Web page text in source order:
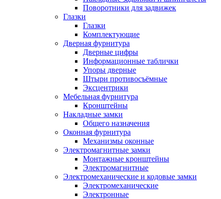
Поворотники для задвижек
Глазки
Глазки
Комплектующие
Дверная фурнитура
Дверные цифры
Информационные таблички
Упоры дверные
Штыри противосъёмные
Эксцентрики
Мебельная фурнитура
Кронштейны
Накладные замки
Общего назначения
Оконная фурнитура
Механизмы оконные
Электромагнитные замки
Монтажные кронштейны
Электромагнитные
Электромеханические и кодовые замки
Электромеханические
Электронные